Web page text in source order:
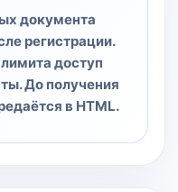
документа
регистрации.
доступ
До получения
в HTML.